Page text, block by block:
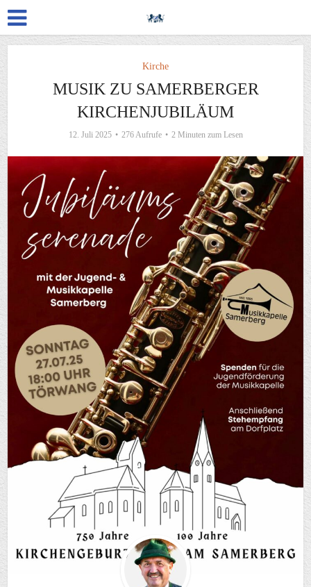
Kirche
MUSIK ZU SAMERBERGER
KIRCHENJUBILÄUM
12. Juli 2025 276 Aufrufe 2 Minuten zum Lesen